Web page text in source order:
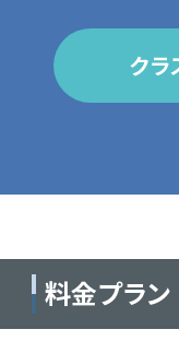
クラ
料金プラン